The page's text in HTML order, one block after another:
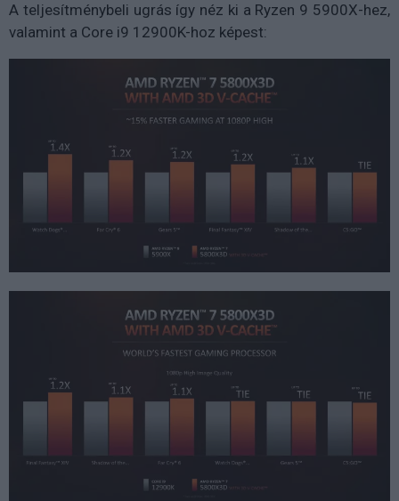
A teljesítménybeli ugrás így néz ki a Ryzen 9 5900X-hez,
valamint a Core i9 12900K-hoz képest: